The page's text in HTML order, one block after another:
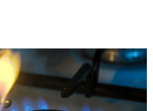
pospuso los aumentos para